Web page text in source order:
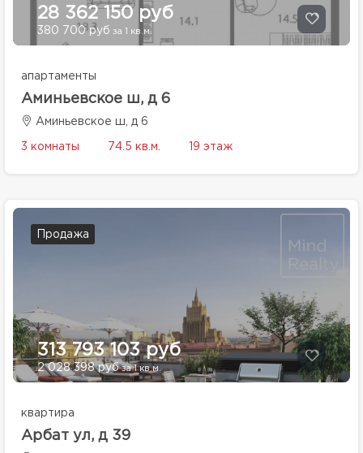
28 362 150 руб
380 700 руб за 1 кв.м.
апартаменты
Аминьевское ш, д 6
Аминьевское ш, д 6
3 комнаты 74.5 кв.м. 19 этаж
Продажа
313 793 103 руб
2 028 398 рубза 1 кв.м.
квартира
Арбат ул, д 39